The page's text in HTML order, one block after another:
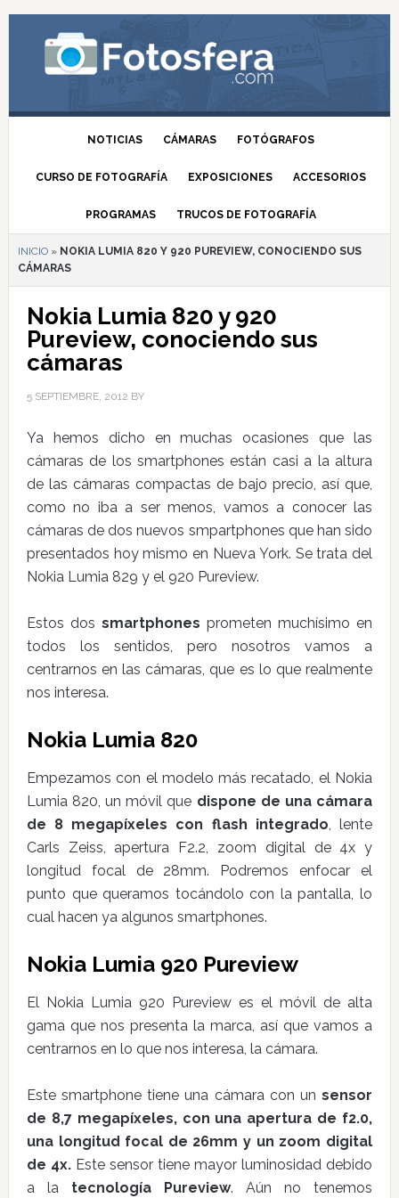
NOTICIAS CÁMARAS FOTÓGRAFOS
CURSO DE FOTOGRAFÍA EXPOSICIONES ACCESORIOS
PROGRAMAS TRUCOS DE FOTOGRAFÍA
INICIO» NOKIA LUMIA 820 Y 920 PUREVIEW, CONOCIENDO SUS
CÁMARAS
Nokia Lumia 820 y 920
Pureview, conociendo sus
cámaras
5 SEPTIEMBRE, 2012 BY
Ya hemos dicho en muchas ocasiones que las
cámaras de los smartphones están casi a la altura
de las cámaras compactas de bajo precio, así que,
como no iba a ser menos, vamos a conocer las
cámaras de dos nuevos smpartphones que han sido
presentados hoy mismo en Nueva York. Se trata del
Nokia Lumia 829 y el 920 Pureview.
Estos dos smartphones prometen muchísimo en
todos los sentidos, pero nosotros vamos a
centrarnos en las cámaras, que es lo que realmente
nos interesa.
Nokia Lumia 820
Empezamos con el modelo más recatado, el Nokia
Lumia 820, un móvil que dispone de una cámara
de 8 megapíxeles con flash integrado, lente
Carls Zeiss, apertura F2.2, zoom digital de 4x y
longitud focal de 28mm. Podremos enfocar el
punto que queramos tocándolo con la pantalla, lo
cual hacen ya algunos smartphones.
Nokia Lumia 920 Pureview
El Nokia Lumia 920 Pureview es el móvil de alta
gama que nos presenta la marca, así que vamos a
centrarnos en lo que nos interesa, la cámara.
Este smartphone tiene una cámara con unsensor
de 8,7 megapíxeles, con una apertura de f2.0,
una longitud focal de 26mm y un zoom digital
de 4x.Este sensor tiene mayor luminosidad debido
a la tecnología Pureview. Aún no tenemos